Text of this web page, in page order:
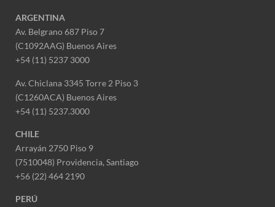
ARGENTINA
Av. Belgrano 687 Piso 7
(C1092AAG) Buenos Aires
+54 (11) 5237 3000
Av. Chiclana 3345 Torre 2 Piso 3
(C1260ACA) Buenos Aires
+54 (11) 5237.3000
CHILE
Arrayán 2750 Piso 9
(7510048) Providencia, Santiago
+56 (22) 464 2190
PERÚ